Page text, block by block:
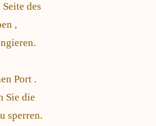
des
,
Port .
Sie die
sperren.